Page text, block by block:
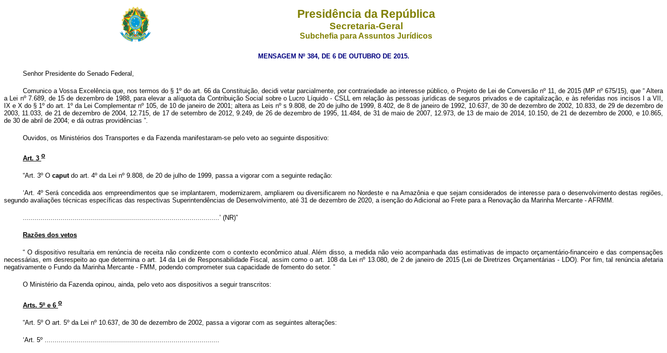
Presidência da República
Secretaria-Geral
Subchefia para Assuntos Jurídicos
MENSAGEM Nº 384, DE 6 DE OUTUBRO DE 2015.
Senhor Presidente do Senado Federal,
Comunico a Vossa Excelência que, nos termos do § 1º do art. 66 da Constituição, decidi vetar parcialmente, por contrariedade ao interesse público, o Projeto de Lei de Conversão nº 11, de 2015 (MP nº 675/15), que “ Altera
a Lei nº 7.689, de 15 de dezembro de 1988, para elevar a alíquota da Contribuição Social sobre o Lucro Líquido - CSLL em relação às pessoas jurídicas de seguros privados e de capitalização, e às referidas nos incisos I a VII,
IX e X do § 1º do art. 1º da Lei Complementar nº 105, de 10 de janeiro de 2001; altera as Leis nº s 9.808, de 20 de julho de 1999, 8.402, de 8 de janeiro de 1992, 10.637, de 30 de dezembro de 2002, 10.833, de 29 de dezembro de
2003, 11.033, de 21 de dezembro de 2004, 12.715, de 17 de setembro de 2012, 9.249, de 26 de dezembro de 1995, 11.484, de 31 de maio de 2007, 12.973, de 13 de maio de 2014, 10.150, de 21 de dezembro de 2000, e 10.865,
de 30 de abril de 2004; e dá outras providências ”.
Ouvidos, os Ministérios dos Transportes e da Fazenda manifestaram-se pelo veto ao seguinte dispositivo:
Art. 3 o
“Art. 3º O caput do art. 4º da Lei nº 9.808, de 20 de julho de 1999, passa a vigorar com a seguinte redação:
‘Art. 4º Será concedida aos empreendimentos que se implantarem, modernizarem, ampliarem ou diversificarem no Nordeste e na Amazônia e que sejam considerados de interesse para o desenvolvimento destas regiões,
segundo avaliações técnicas específicas das respectivas Superintendências de Desenvolvimento, até 31 de dezembro de 2020, a isenção do Adicional ao Frete para a Renovação da Marinha Mercante - AFRMM.
...................................................................................................’ (NR)”
Razões dos vetos
“ O dispositivo resultaria em renúncia de receita não condizente com o contexto econômico atual. Além disso, a medida não veio acompanhada das estimativas de impacto orçamentário-financeiro e das compensações
necessárias, em desrespeito ao que determina o art. 14 da Lei de Responsabilidade Fiscal, assim como o art. 108 da Lei nº 13.080, de 2 de janeiro de 2015 (Lei de Diretrizes Orçamentárias - LDO). Por fim, tal renúncia afetaria
negativamente o Fundo da Marinha Mercante - FMM, podendo comprometer sua capacidade de fomento do setor. ”
O Ministério da Fazenda opinou, ainda, pelo veto aos dispositivos a seguir transcritos:
Arts. 5º e 6 o
“Art. 5º O art. 5º da Lei nº 10.637, de 30 de dezembro de 2002, passa a vigorar com as seguintes alterações:
‘Art. 5º ........................................................................................